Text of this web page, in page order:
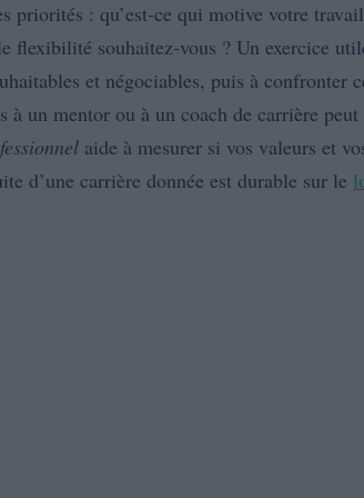
priorités : qu’est-ce qui motive votre
flexibilité souhaitez-vous ? Un exercice
et négociables, puis à confronter
à un mentor ou à un coach de carrière peut
aide à mesurer si vos valeurs et
d’une carrière donnée est durable sur le